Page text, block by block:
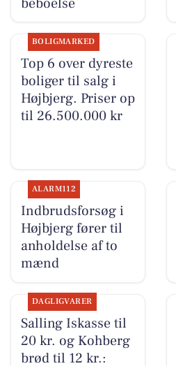
BOLIGMARKED
Top 6 over dyreste
boliger til salg i
Højbjerg. Priser op
til 26.500.000 kr
ALARM112
Indbrudsforsøg i
Højbjerg fører til
anholdelse af to
mænd
DAGLIGVARER
Salling Iskasse til
20 kr. og Kohberg
brød til 12 kr.: